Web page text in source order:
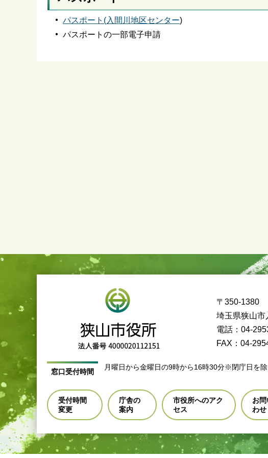
パスポート(入間川地区センター)
パスポートの一部電子申請
〒350-1380
埼玉県狭山市
電話：04-
FAX：04-
窓口受付時間
月曜日から金曜日の9時から16時30分※閉庁日を除
受付時間
変更
庁舎の
案内
市役所へのアク
セス
お
わせ